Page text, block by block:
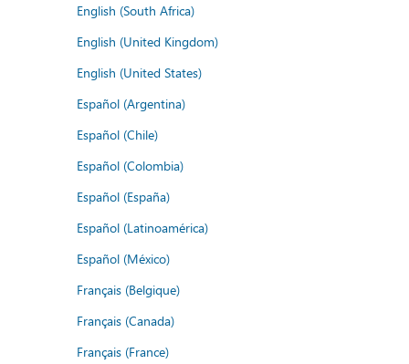
English (South Africa)
English (United Kingdom)
English (United States)
Español (Argentina)
Español (Chile)
Español (Colombia)
Español (España)
Español (Latinoamérica)
Español (México)
Français (Belgique)
Français (Canada)
Français (France)